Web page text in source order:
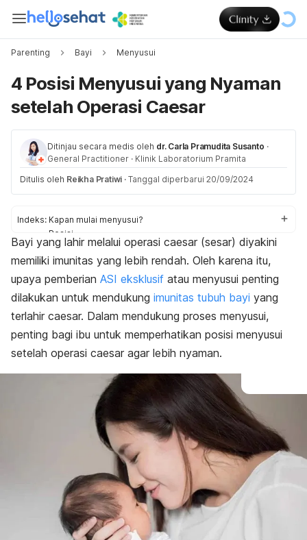
Parenting Bayi Menyusui
4 Posisi Menyusui yang Nyaman
setelah Operasi Caesar
Ditinjau secara medis oleh dr. Carla Pramudita Susanto ·
General Practitioner · Klinik Laboratorium Pramita
Ditulis oleh Reikha Pratiwi · Tanggal diperbarui 20/09/2024
Indeks: Kapan mulai menyusui?
Posisi
Cara mendukung
Bayi yang lahir melalui operasi caesar (sesar) diyakini
memiliki imunitas yang lebih rendah. Oleh karena itu,
upaya pemberian ASI eksklusif atau menyusui penting
dilakukan untuk mendukung imunitas tubuh bayi yang
terlahir caesar. Dalam mendukung proses menyusui,
penting bagi ibu untuk memperhatikan posisi menyusui
setelah operasi caesar agar lebih nyaman.